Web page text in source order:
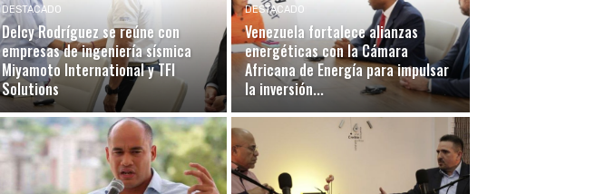
DESTACADO
Delcy Rodríguez se reúne con
empresas de ingeniería sísmica
Miyamoto International y TFI
Solutions
DESTACADO
Venezuela fortalece alianzas
energéticas con la Cámara
Africana de Energía para impulsar
la inversión...